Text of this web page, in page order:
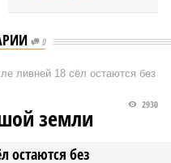
0
ливней 18 сёл остаются без
остаются без
2930
земли